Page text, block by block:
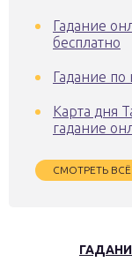
Гадание
бесплатно
Гадание по
Карта дня
гадание
СМОТРЕТЬ ВСЁ